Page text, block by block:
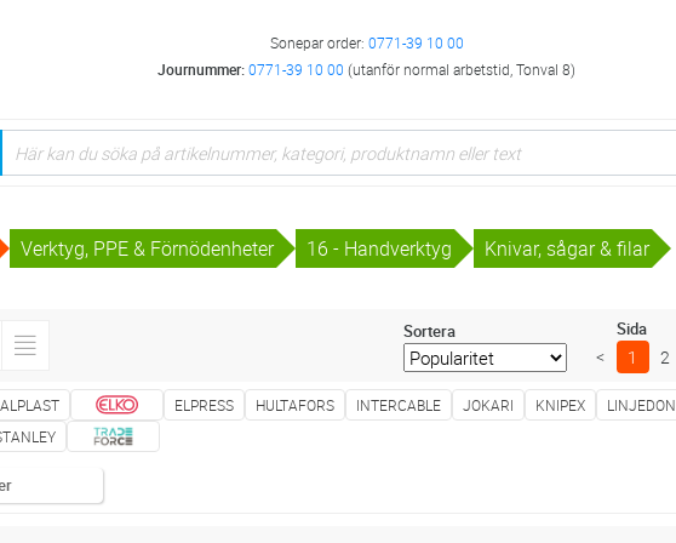
Sonepar order: 0771-39 10 00
Journummer:0771-39 10 00 (utanför normal arbetstid, Tonval 8)
Verktyg, PPE & Förnödenheter 16 - Handverktyg Knivar, sågar & filar
Sortera Sida
< 1 2
ELPRESS HULTAFORS INTERCABLE JOKARI KNIPEX LINJEDON